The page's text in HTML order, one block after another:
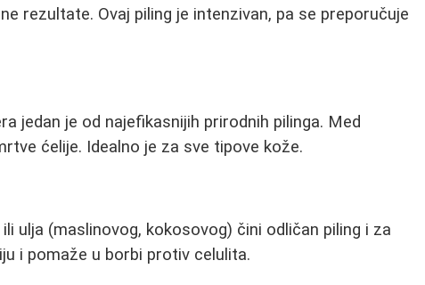
rezultate. Ovaj piling je intenzivan, pa se preporučuje
jedan je od najefikasnijih prirodnih pilinga. Med
ćelije. Idealno je za sve tipove kože.
ulja (maslinovog, kokosovog) čini odličan piling i za
i pomaže u borbi protiv celulita.